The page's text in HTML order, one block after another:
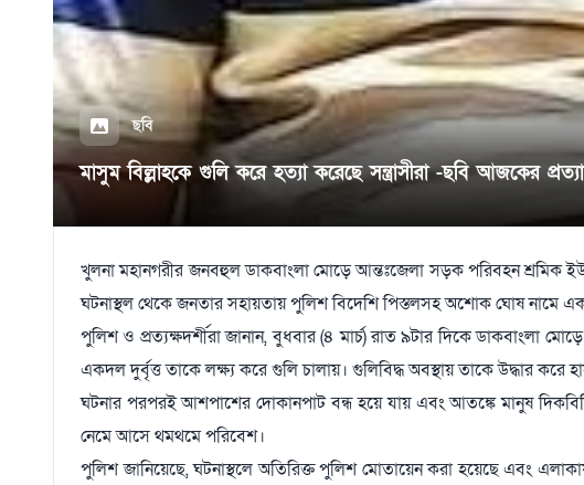
ছবি
মাসুম বিল্লাহকে গুলি করে হত্যা করেছে সন্ত্রাসীরা -ছবি আজকের
খুলনা মহানগরীর জনবহুল ডাকবাংলা মোড়ে আন্তঃজেলা সড়ক পরিবহন শ্রমিক
ঘটনাস্থল থেকে জনতার সহায়তায় পুলিশ বিদেশি পিস্তলসহ অশোক ঘোষ নামে
পুলিশ ও প্রত্যক্ষদর্শীরা জানান, বুধবার (৪ মার্চ) রাত ৯টার দিকে ডাকবাংলা
একদল দুর্বৃত্ত তাকে লক্ষ্য করে গুলি চালায়। গুলিবিদ্ধ অবস্থায় তাকে উদ্ধার
ঘটনার পরপরই আশপাশের দোকানপাট বন্ধ হয়ে যায় এবং আতঙ্কে মানুষ
নেমে আসে থমথমে পরিবেশ।
পুলিশ জানিয়েছে, ঘটনাস্থলে অতিরিক্ত পুলিশ মোতায়েন করা হয়েছে এবং